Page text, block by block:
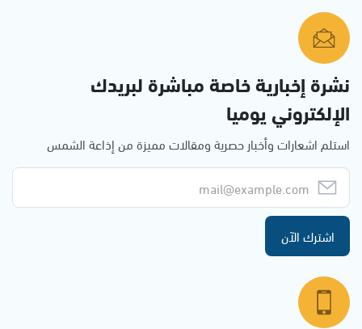
نشرة إخبارية خاصة مباشرة لبريدك
الإلكتروني يوميا
استلم اشعارات وأخبار حصرية ومقالات مميزة من إذاعة الشمس
اشترك الآن